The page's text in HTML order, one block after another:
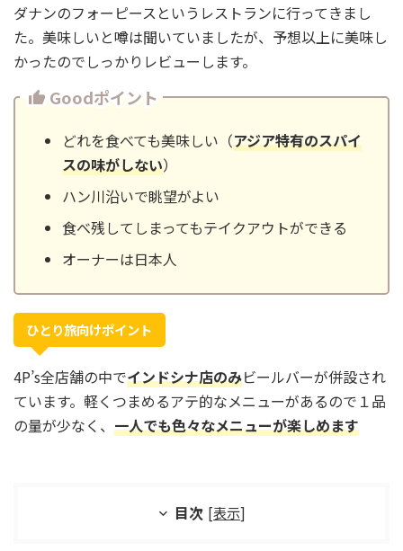
ダナンのフォーピースというレストランに行ってきまし
た。美味しいと噂は聞いていましたが、予想以上に美味し
かったのでしっかりレビューします。
Goodポイント
どれを食べても美味しい（アジア特有のスパイ
スの味がしない）
ハン川沿いで眺望がよい
食べ残してしまってもテイクアウトができる
オーナーは日本人
ひとり旅向けポイント
4P’s全店舗の中でインドシナ店のみビールバーが併設され
ています。軽くつまめるアテ的なメニューがあるので１品
の量が少なく、 一人でも色々なメニューが楽しめます
目次 [表示]